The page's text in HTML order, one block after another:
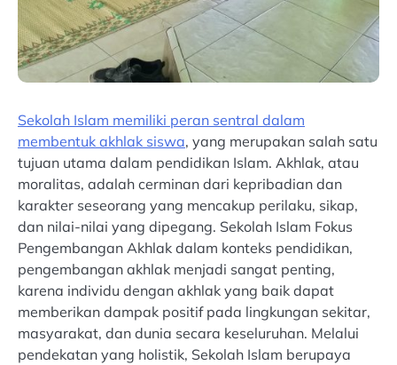
Sekolah Islam memiliki peran sentral dalam
membentuk akhlak siswa, yang merupakan salah satu
tujuan utama dalam pendidikan Islam. Akhlak, atau
moralitas, adalah cerminan dari kepribadian dan
karakter seseorang yang mencakup perilaku, sikap,
dan nilai-nilai yang dipegang. Sekolah Islam Fokus
Pengembangan Akhlak dalam konteks pendidikan,
pengembangan akhlak menjadi sangat penting,
karena individu dengan akhlak yang baik dapat
memberikan dampak positif pada lingkungan sekitar,
masyarakat, dan dunia secara keseluruhan. Melalui
pendekatan yang holistik, Sekolah Islam berupaya